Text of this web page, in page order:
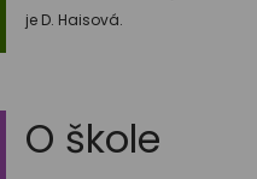
je D. Haisová.
O škole